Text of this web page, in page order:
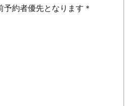
約者優先となります＊